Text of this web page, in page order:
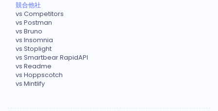
競合他社
vs Competitors
vs Postman
vs Bruno
vs Insomnia
vs Stoplight
vs Smartbear RapidAPI
vs Readme
vs Hoppscotch
vs Mintlify